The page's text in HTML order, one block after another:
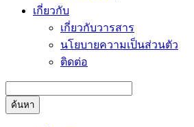
เกี่ยวกับ
เกี่ยวกับวารสาร
นโยบายความเป็นส่วนตัว
ติดต่อ
ค้นหา